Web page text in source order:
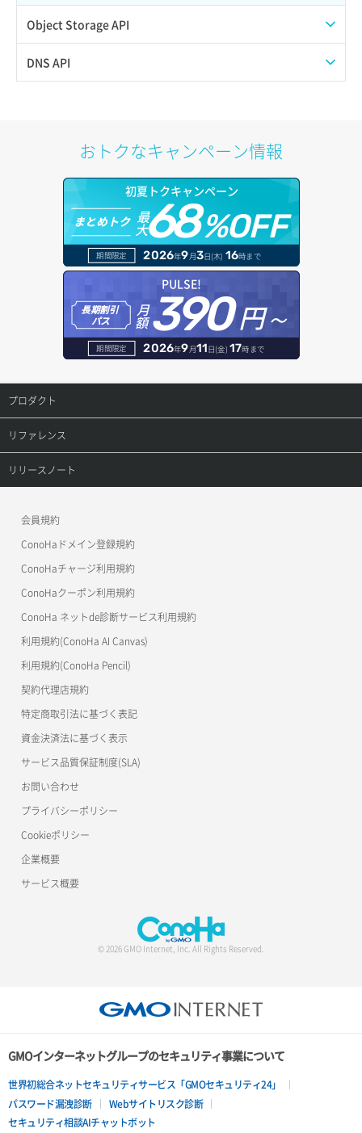
サーバー設定切替
ポートデタッチ
ボリュームアタッチ
ボリュームデタッチ
Object Storage API
Web公開
オブジェクトダウンロード
オブジェクトバージョン管理
オブジェクト一覧取得
オブジェクト削除
オブジェクト削除予約
オブジェクト複製
オブジェクト詳細取得
コンテナ一覧取得
コンテナ作成
コンテナ削除
ラージオブジェクトアップロード(DLO)
一時的Web公開
DNS API
ドメイン情報登録
ドメイン詳細取得
レコード一覧取得
レコード作成
レコード更新
レコード詳細取得
おトクなキャンペーン情報
初夏トクキャンペーン
まとめトク 最
大68%OFF
期間限定 2026年9月3日(木) 16時まで
PULSE!
長期割引
パス
月
額390円～
期間限定 2026年9月11日(金) 17時まで
プロダクト
プロダクトトップ
ConoHa VPS(Ver.3.0)
ConoHa for GAME
リファレンス
リファレンストップ
OpenStack CLI
Terraform
s3cmd
公開API(ConoHa VPS Ver.2.0)
リリースノート
会員規約
ConoHaドメイン登録規約
ConoHaチャージ利用規約
ConoHaクーポン利用規約
ConoHa ネットde診断サービス利用規約
利用規約(ConoHa AI Canvas)
利用規約(ConoHa Pencil)
契約代理店規約
特定商取引法に基づく表記
資金決済法に基づく表示
サービス品質保証制度(SLA)
お問い合わせ
プライバシーポリシー
Cookieポリシー
企業概要
サービス概要
© 2026 GMO Internet, Inc. All Rights Reserved.
GMOインターネットグループのセキュリティ事業について
世界初総合ネットセキュリティサービス「GMOセキュリティ24」
パスワード漏洩診断
Webサイトリスク診断
セキュリティ相談AIチャットボット